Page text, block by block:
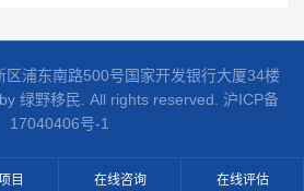
区浦东南路500号国家开发银行大厦34楼
绿野移民. All rights reserved. 沪ICP备
17040406号-1
目 在线咨询 在线评估